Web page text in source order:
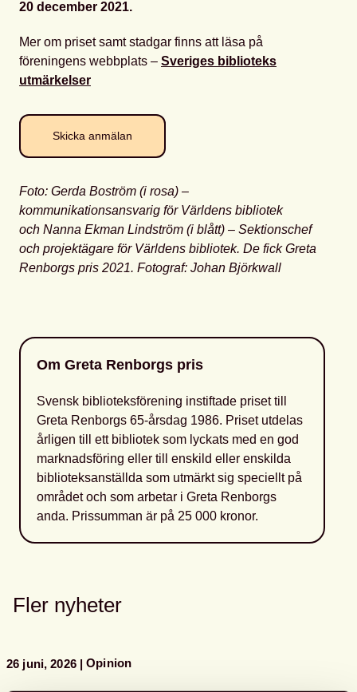
20 december 2021.
Mer om priset samt stadgar finns att läsa på
föreningens webbplats – Sveriges biblioteks
utmärkelser
Skicka anmälan
Foto: Gerda Boström (i rosa) –
kommunikationsansvarig för Världens bibliotek
och Nanna Ekman Lindström (i blått) – Sektionschef
och projektägare för Världens bibliotek. De fick Greta
Renborgs pris 2021. Fotograf: Johan Björkwall
Om Greta Renborgs pris
Svensk biblioteksförening instiftade priset till
Greta Renborgs 65-årsdag 1986. Priset utdelas
årligen till ett bibliotek som lyckats med en god
marknadsföring eller till enskild eller enskilda
biblioteksanställda som utmärkt sig speciellt på
området och som arbetar i Greta Renborgs
anda. Prissumman är på 25 000 kronor.
Fler nyheter
26 juni, 2026 Opinion